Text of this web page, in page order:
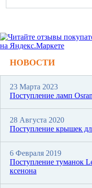
НОВОСТИ
23 Марта 2023
Поступление ламп
28 Августа 2020
Поступление крышек
6 Февраля 2019
Поступление туманок
ксенона